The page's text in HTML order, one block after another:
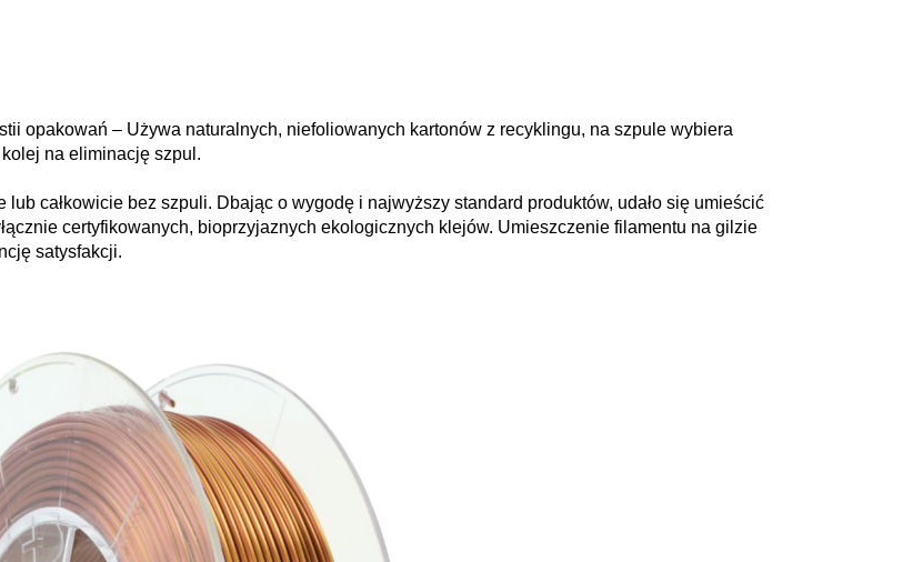
opakowań – Używa naturalnych, niefoliowanych kartonów z recyklingu, na szpule wybiera
na eliminację szpul.
całkowicie bez szpuli. Dbając o wygodę i najwyższy standard produktów, udało się umieścić
certyfikowanych, bioprzyjaznych ekologicznych klejów. Umieszczenie filamentu na gilzie
satysfakcji.